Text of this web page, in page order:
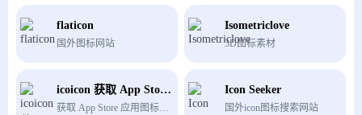
flaticon
国外图标网站
Isometriclove
3D图标素材
icoicon 获取 App Store 应用图标
获取 App Store 应用图标工具，输入应用链接获取
Icon Seeker
国外icon图标搜索网站